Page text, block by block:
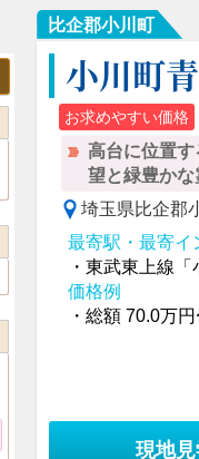
比企郡小川町
小川町
お求めやすい価格
高台に位置
望と緑豊かな
埼玉県比企郡
最寄駅・最寄イ
・東武東上線「
価格例
・総額 70.0万円
現地